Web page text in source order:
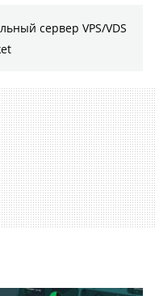
сервер VPS/VDS